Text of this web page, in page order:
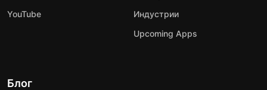
YouTube
Индустрии
Upcoming Apps
Блог